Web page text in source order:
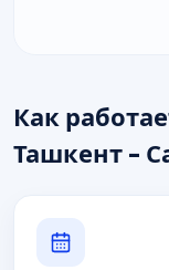
Как
Ташкент -